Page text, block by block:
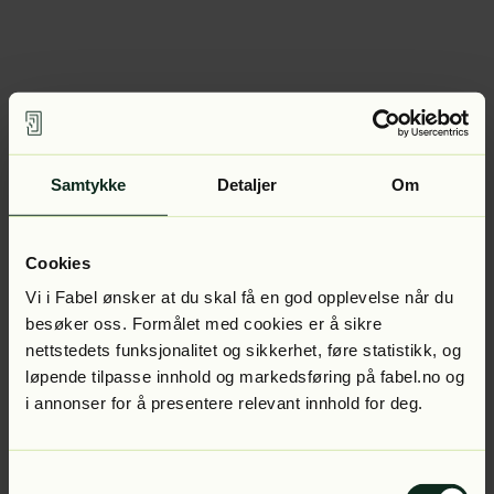
Samtykke Detaljer Om
Cookies
Vi i Fabel ønsker at du skal få en god opplevelse når du
besøker oss. Formålet med cookies er å sikre
nettstedets funksjonalitet og sikkerhet, føre statistikk, og
løpende tilpasse innhold og markedsføring på fabel.no og
i annonser for å presentere relevant innhold for deg.